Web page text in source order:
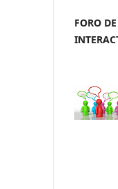
FORO